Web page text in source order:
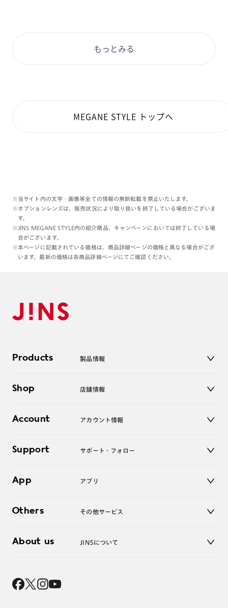
もっとみる
MEGANE STYLE トップへ
※当サイト内の文字・画像等全ての情報の無断転載を禁止いたします。
※オプションレンズは、販売状況により取り扱いを終了している場合がございま
す。
※JINS MEGANE STYLE内の紹介商品、キャンペーンにおいては終了している場
合がございます。
※本ページに記載されている価格は、商品詳細ページの価格と異なる場合がござ
います。最新の価格は各商品詳細ページにてご確認ください。
Products 製品情報
サングラス
コンタクトレンズ
アクセサリー
Shop 店舗情報
オンラインショップ
Account アカウント情報
ログアウト
Support サポート・フォロー
よくあるご質問
お問い合わせ
App アプリ
Others その他サービス
レンズ交換
About us JINSについて
採用情報